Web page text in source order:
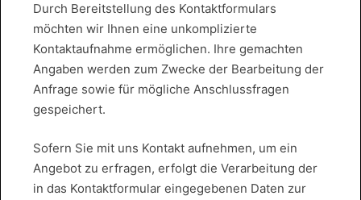
Durch Bereitstellung des Kontaktformulars
möchten wir Ihnen eine unkomplizierte
Kontaktaufnahme ermöglichen. Ihre gemachten
Angaben werden zum Zwecke der Bearbeitung der
Anfrage sowie für mögliche Anschlussfragen
gespeichert.
Sofern Sie mit uns Kontakt aufnehmen, um ein
Angebot zu erfragen, erfolgt die Verarbeitung der
in das Kontaktformular eingegebenen Daten zur